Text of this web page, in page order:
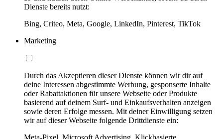
Dienste bereits nutzt:
Bing, Criteo, Meta, Google, LinkedIn, Pinterest, TikTok
Marketing
Durch das Akzeptieren dieser Dienste können wir dir auf
deine Interessen abgestimmte Werbung, gesponserte Inhalte
oder Rabattaktionen für unsere Webseite oder Produkte
basierend auf deinem Surf- und Einkaufsverhalten anzeigen
sowie deren Erfolge messen. Mit deiner Einwilligung setzen
wir auf dieser Webseite folgende Drittdienste ein: